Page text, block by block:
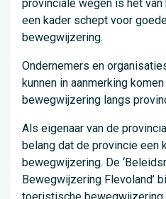
provinciale wegen is het
een kader schept voor
bewegwijzering.
Ondernemers en
kunnen in aanmerking
bewegwijzering langs
Als eigenaar van de
belang dat de provincie een
bewegwijzering. De
Bewegwijzering Flevoland’